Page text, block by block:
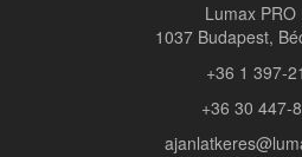
Lumax PRO
1037 Budapest,
+36 1 397-
+36 30 447-